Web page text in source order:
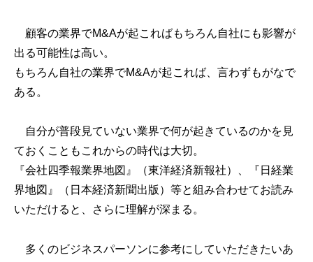
顧客の業界でM&Aが起こればもちろん自社にも影響が
出る可能性は高い。
もちろん自社の業界でM&Aが起これば、言わずもがなで
ある。
自分が普段見ていない業界で何が起きているのかを見
ておくこともこれからの時代は大切。
『会社四季報業界地図』（東洋経済新報社）、『日経業
界地図』（日本経済新聞出版）等と組み合わせてお読み
いただけると、さらに理解が深まる。
多くのビジネスパーソンに参考にしていただきたいあ